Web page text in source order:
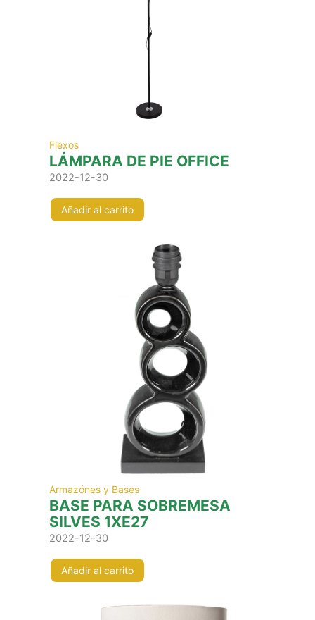
Flexos
LÁMPARA DE PIE OFFICE
2022-12-30
Añadir al carrito
Armazónes y Bases
BASE PARA SOBREMESA
SILVES 1XE27
2022-12-30
Añadir al carrito